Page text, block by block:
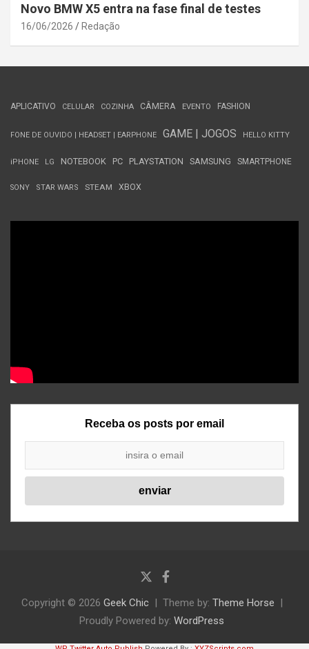
Novo BMW X5 entra na fase final de testes
16/06/2026 Redação
APLICATIVO CELULAR COZINHA CÂMERA EVENTO FASHION
FONE DE OUVIDO | HEADSET | EARPHONE GAME | JOGOS HELLO KITTY
iPHONE LG NOTEBOOK PC PLAYSTATION SAMSUNG SMARTPHONE
SONY STAR WARS STEAM XBOX
Receba os posts por email
Copyright © 2026 Geek Chic Theme by: Theme Horse
Proudly Powered by: WordPress